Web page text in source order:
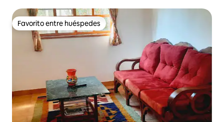
Favorito entre huéspedes
Favorito entre huéspedes